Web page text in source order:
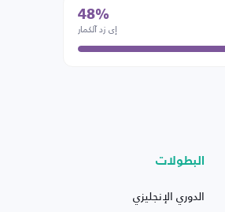
48%
إي زد آلكمار
البطولات
الدوري الإنجليزي